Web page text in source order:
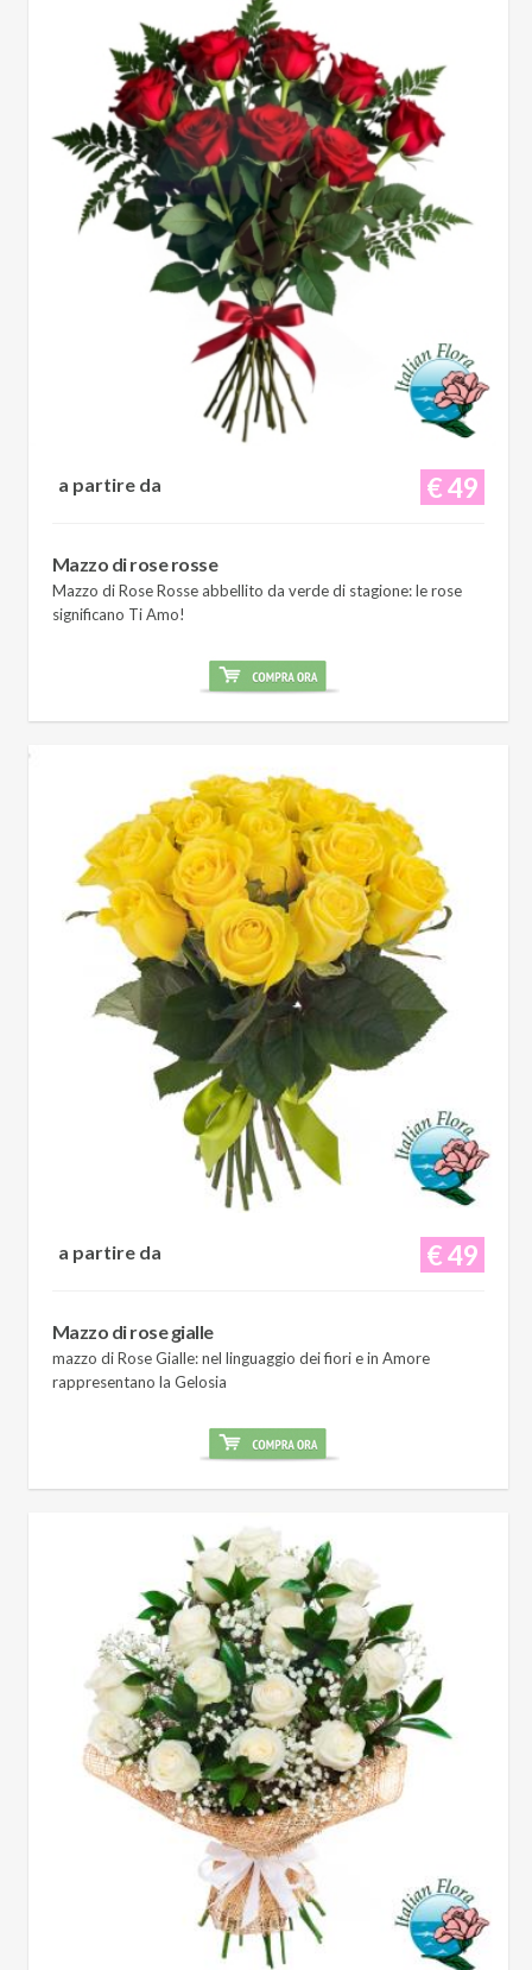
€ 49
a partire da
Mazzo di rose rosse
Mazzo di Rose Rosse abbellito da verde di stagione: le rose
significano Ti Amo!
€ 49
a partire da
Mazzo di rose gialle
mazzo di Rose Gialle: nel linguaggio dei fiori e in Amore
rappresentano la Gelosia